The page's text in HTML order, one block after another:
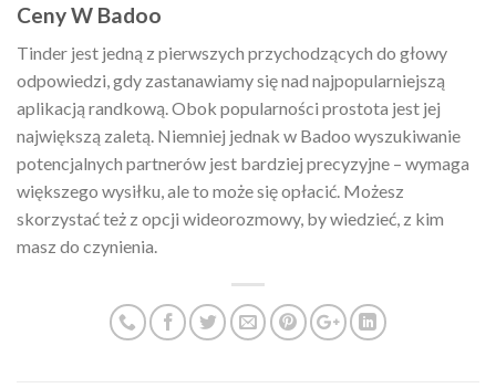
Ceny W Badoo
Tinder jest jedną z pierwszych przychodzących do głowy
odpowiedzi, gdy zastanawiamy się nad najpopularniejszą
aplikacją randkową. Obok popularności prostota jest jej
największą zaletą. Niemniej jednak w Badoo wyszukiwanie
potencjalnych partnerów jest bardziej precyzyjne – wymaga
większego wysiłku, ale to może się opłacić. Możesz
skorzystać też z opcji wideorozmowy, by wiedzieć, z kim
masz do czynienia.